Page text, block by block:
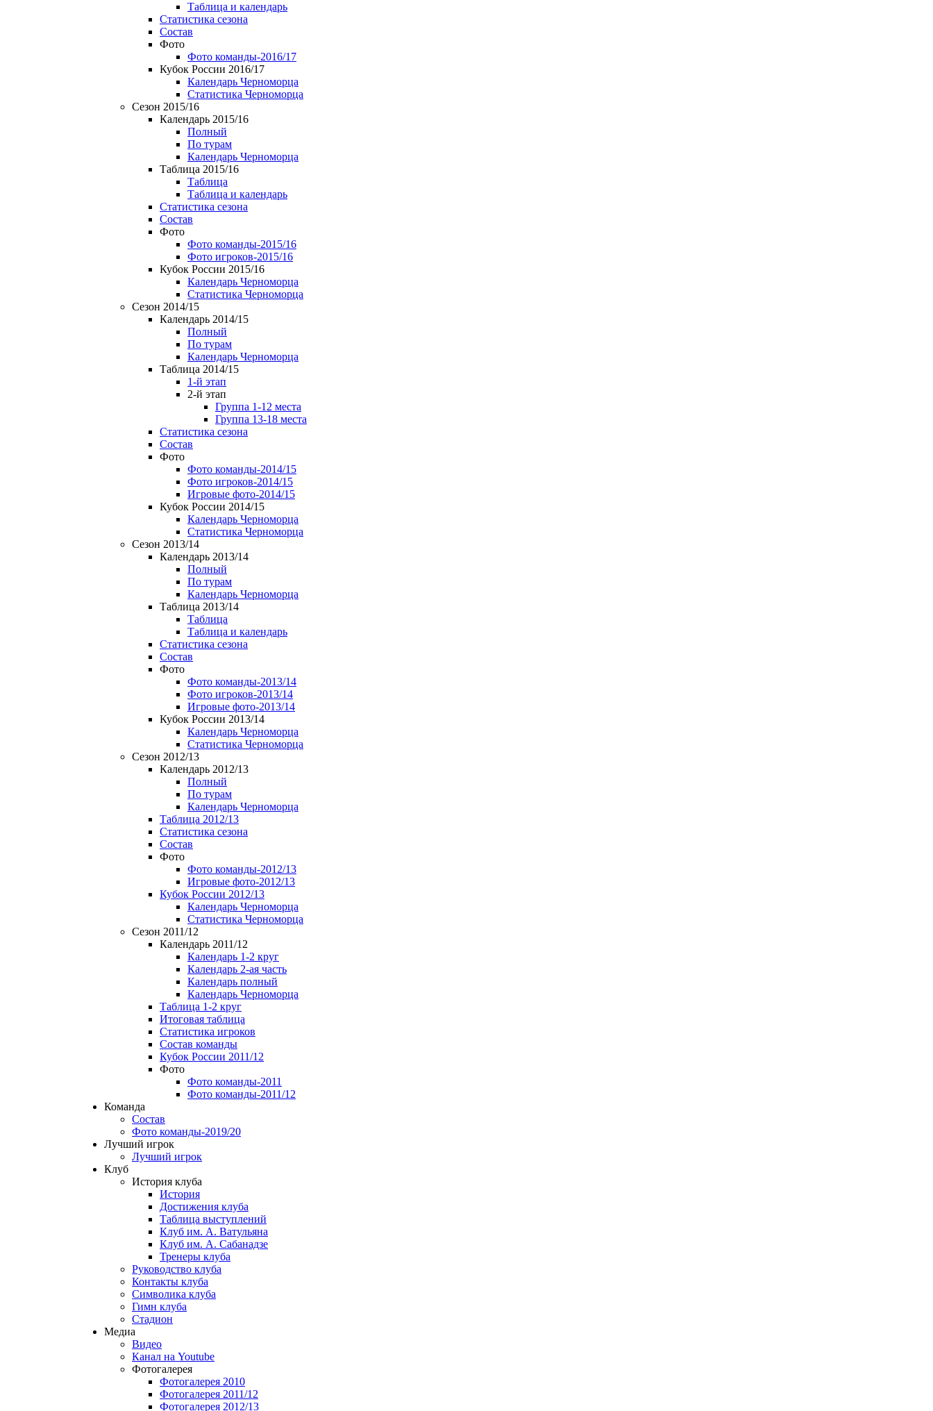
Таблица и календарь
Статистика сезона
Состав
Фото
Фото команды-2016/17
Кубок России 2016/17
Календарь Черноморца
Статистика Черноморца
Сезон 2015/16
Календарь 2015/16
Полный
По турам
Календарь Черноморца
Таблица 2015/16
Таблица
Таблица и календарь
Статистика сезона
Состав
Фото
Фото команды-2015/16
Фото игроков-2015/16
Кубок России 2015/16
Календарь Черноморца
Статистика Черноморца
Сезон 2014/15
Календарь 2014/15
Полный
По турам
Календарь Черноморца
Таблица 2014/15
1-й этап
2-й этап
Группа 1-12 места
Группа 13-18 места
Статистика сезона
Состав
Фото
Фото команды-2014/15
Фото игроков-2014/15
Игровые фото-2014/15
Кубок России 2014/15
Календарь Черноморца
Статистика Черноморца
Сезон 2013/14
Календарь 2013/14
Полный
По турам
Календарь Черноморца
Таблица 2013/14
Таблица
Таблица и календарь
Статистика сезона
Состав
Фото
Фото команды-2013/14
Фото игроков-2013/14
Игровые фото-2013/14
Кубок России 2013/14
Календарь Черноморца
Статистика Черноморца
Сезон 2012/13
Календарь 2012/13
Полный
По турам
Календарь Черноморца
Таблица 2012/13
Статистика сезона
Состав
Фото
Фото команды-2012/13
Игровые фото-2012/13
Кубок России 2012/13
Календарь Черноморца
Статистика Черноморца
Сезон 2011/12
Календарь 2011/12
Календарь 1-2 круг
Календарь 2-ая часть
Календарь полный
Календарь Черноморца
Таблица 1-2 круг
Итоговая таблица
Статистика игроков
Состав команды
Кубок России 2011/12
Фото
Фото команды-2011
Фото команды-2011/12
Команда
Состав
Фото команды-2019/20
Лучший игрок
Лучший игрок
Клуб
История клуба
История
Достижения клуба
Таблица выступлений
Клуб им. А. Ватульяна
Клуб им. А. Сабанадзе
Тренеры клуба
Руководство клуба
Контакты клуба
Символика клуба
Гимн клуба
Стадион
Медиа
Видео
Канал на Youtube
Фотогалерея
Фотогалерея 2010
Фотогалерея 2011/12
Фотогалерея 2012/13